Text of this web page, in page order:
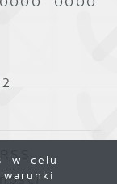
RSSw celu